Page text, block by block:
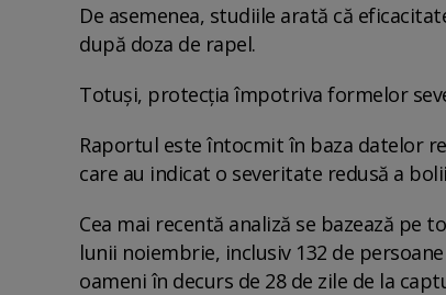
De asemenea, studiile arată că
după doza de rapel.
Totuși, protecția împotriva formelor
Raportul este întocmit în baza datelor
care au indicat o severitate redusă a
Cea mai recentă analiză se bazează pe
lunii noiembrie, inclusiv 132 de
oameni în decurs de 28 de zile de la